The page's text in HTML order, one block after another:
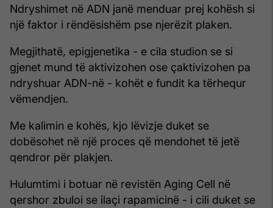
Ndryshimet në ADN janë menduar prej kohësh si
një faktor i rëndësishëm pse njerëzit plaken.
Megjithatë, epigjenetika - e cila studion se si
gjenet mund të aktivizohen ose çaktivizohen pa
ndryshuar ADN-në - kohët e fundit ka tërhequr
vëmendjen.
Me kalimin e kohës, kjo lëvizje duket se
dobësohet në një proces që mendohet të jetë
qendror për plakjen.
Hulumtimi i botuar në revistën Aging Cell në
qershor zbuloi se ilaçi rapamicinë - i cili duket se